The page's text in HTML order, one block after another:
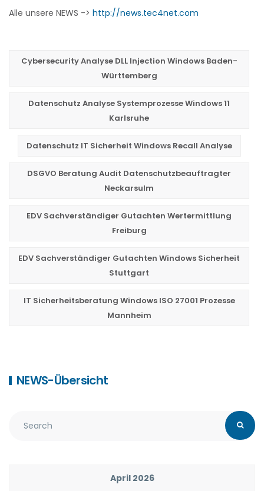
Alle unsere NEWS -> http://news.tec4net.com
Cybersecurity Analyse DLL Injection Windows Baden-
Württemberg
Datenschutz Analyse Systemprozesse Windows 11
Karlsruhe
Datenschutz IT Sicherheit Windows Recall Analyse
DSGVO Beratung Audit Datenschutzbeauftragter
Neckarsulm
EDV Sachverständiger Gutachten Wertermittlung
Freiburg
EDV Sachverständiger Gutachten Windows Sicherheit
Stuttgart
IT Sicherheitsberatung Windows ISO 27001 Prozesse
Mannheim
NEWS-Übersicht
April 2026